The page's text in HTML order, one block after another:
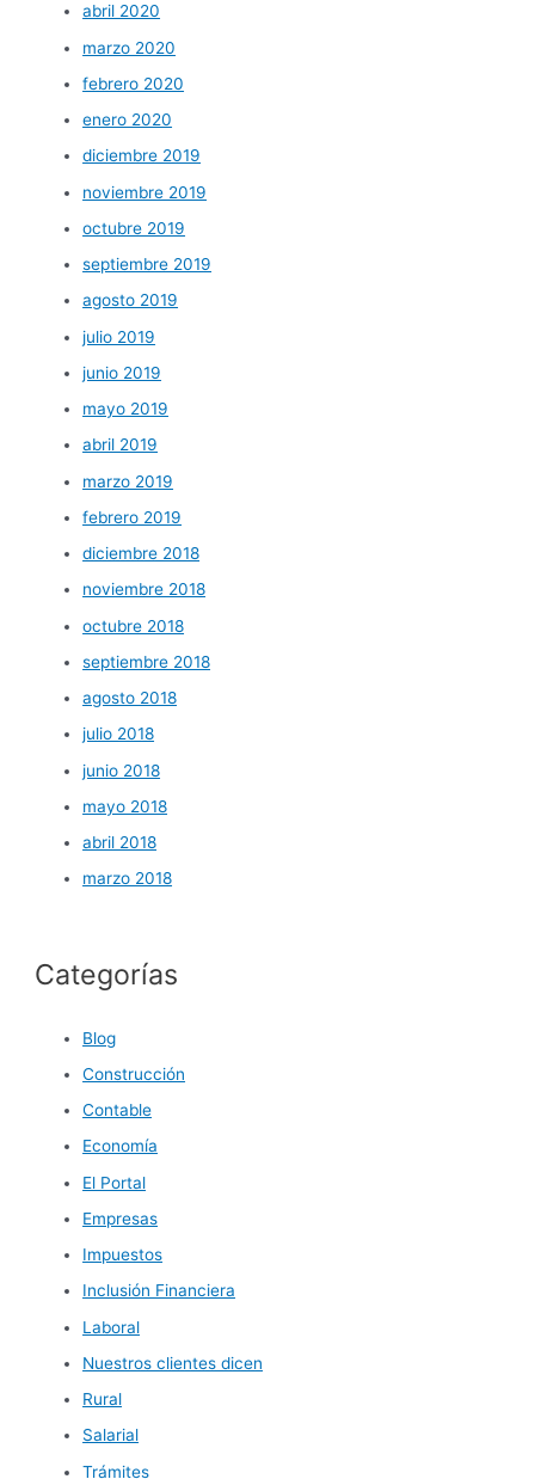
abril 2020
marzo 2020
febrero 2020
enero 2020
diciembre 2019
noviembre 2019
octubre 2019
septiembre 2019
agosto 2019
julio 2019
junio 2019
mayo 2019
abril 2019
marzo 2019
febrero 2019
diciembre 2018
noviembre 2018
octubre 2018
septiembre 2018
agosto 2018
julio 2018
junio 2018
mayo 2018
abril 2018
marzo 2018
Categorías
Blog
Construcción
Contable
Economía
El Portal
Empresas
Impuestos
Inclusión Financiera
Laboral
Nuestros clientes dicen
Rural
Salarial
Trámites